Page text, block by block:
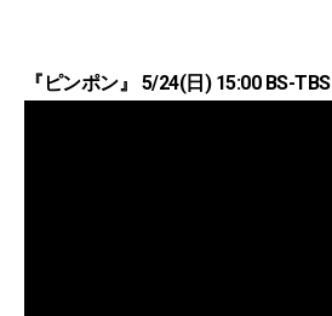
『ピンポン』 5/24(日) 15:00 BS-TBS